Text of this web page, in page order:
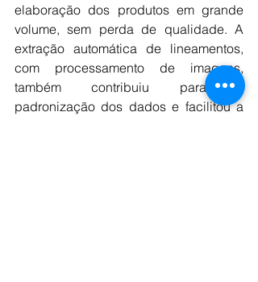
elaboração dos produtos em grande
volume, sem perda de qualidade. A
extração automática de lineamentos,
com processamento de imagens,
também contribuiu para a
padronização dos dados e facilitou a